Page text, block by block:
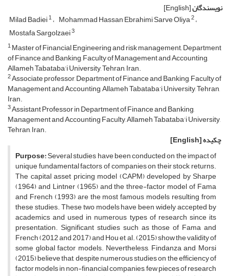
نویسندگان[English]
Milad Badiei1 Mohammad Hassan Ebrahimi Sarve Oliya2
Mostafa Sargolzaei3
1Master of Financial Engineering and risk management,, Department
of Finance and Banking, Faculty of Management and Accounting,
Allameh Tabataba’i University, Tehran, Iran.
2Associate professor, Department of Finance and Banking, Faculty of
Management and Accounting, Allameh Tabataba’i University, Tehran,
Iran.
3Assistant Professor in Department of Finance and Banking,
Management and Accounting Faculty, Allameh Tabataba’i University,
Tehran, Iran.
چکیده[English]
Purpose:Several studies have been conducted on the impact of
unique fundamental factors of companies on their stock returns.
The capital asset pricing model (CAPM) developed by Sharpe
(1964) and Lintner (1965) and the three-factor model of Fama
and French (1993) are the most famous models resulting from
these studies. These two models have been widely accepted by
academics and used in numerous types of research since its
presentation. Significant studies such as those of Fama and
French (2012 and 2017) and Hou et al. (2015) show the validity of
some global factor models. Nevertheless, Findanza and Morsi
(2015) believe that, despite numerous studies on the efficiency of
factor models in non-financial companies, few pieces of research